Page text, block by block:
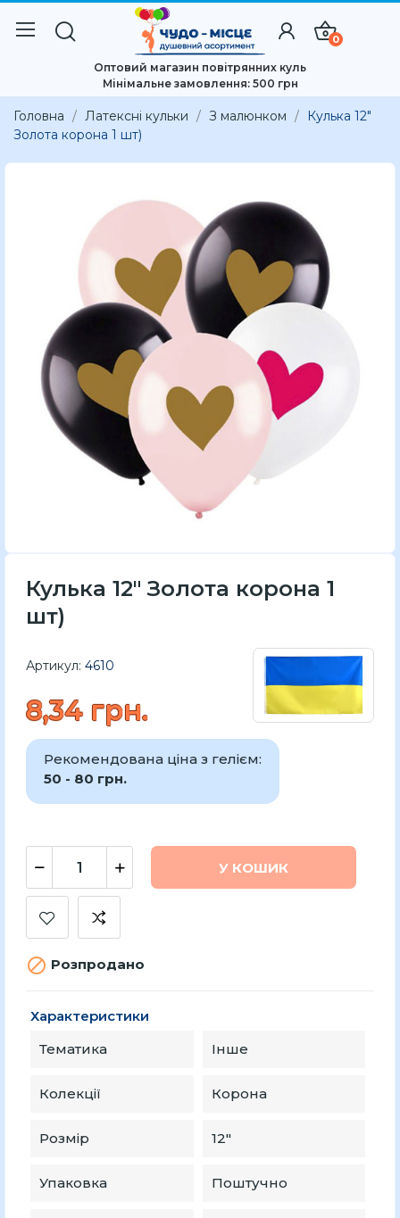
0
Оптовий магазин повітрянних куль
Мінімальне замовлення: 500 грн
Головна Латексні кульки З малюнком
Кулька 12"
Золота корона 1 шт)
Кулька 12" Золота корона 1
шт)
Артикул: 4610
8,34 грн.
Рекомендована ціна з гелієм:
50 - 80 грн.
У КОШИК
 Розпродано
Характеристики
Тематика
Інше
Колекції Корона
Розмір 12″
Упаковка Поштучно